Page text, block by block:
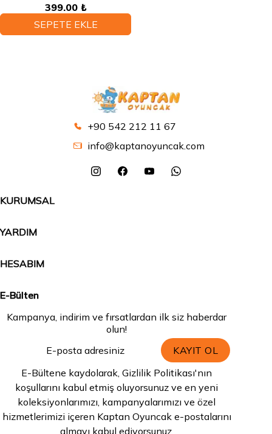
SEPETE EKLE
399.00 ₺
+90 542 212 11 67
info@kaptanoyuncak.com
KURUMSAL
YARDIM
HESABIM
E-Bülten
Kampanya, indirim ve fırsatlardan ilk siz haberdar
olun!
KAYIT OL
E-Bültene kaydolarak, Gizlilik Politikası'nın
koşullarını kabul etmiş oluyorsunuz ve en yeni
koleksiyonlarımızı, kampanyalarımızı ve özel
hizmetlerimizi içeren Kaptan Oyuncak e-postalarını
almayı kabul ediyorsunuz.